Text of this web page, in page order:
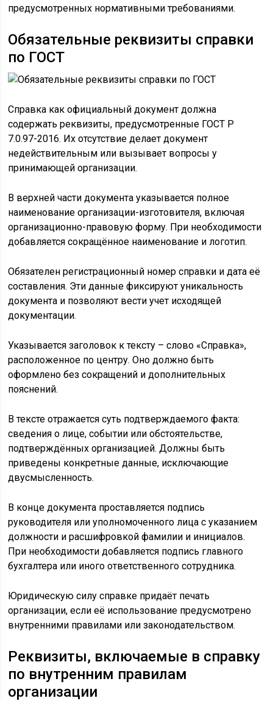
предусмотренных нормативными требованиями.
Обязательные реквизиты справки
по ГОСТ
Справка как официальный документ должна
содержать реквизиты, предусмотренные ГОСТ Р
7.0.97-2016. Их отсутствие делает документ
недействительным или вызывает вопросы у
принимающей организации.
В верхней части документа указывается полное
наименование организации-изготовителя, включая
организационно-правовую форму. При необходимости
добавляется сокращённое наименование и логотип.
Обязателен регистрационный номер справки и дата её
составления. Эти данные фиксируют уникальность
документа и позволяют вести учет исходящей
документации.
Указывается заголовок к тексту – слово «Справка»,
расположенное по центру. Оно должно быть
оформлено без сокращений и дополнительных
пояснений.
В тексте отражается суть подтверждаемого факта:
сведения о лице, событии или обстоятельстве,
подтверждённых организацией. Должны быть
приведены конкретные данные, исключающие
двусмысленность.
В конце документа проставляется подпись
руководителя или уполномоченного лица с указанием
должности и расшифровкой фамилии и инициалов.
При необходимости добавляется подпись главного
бухгалтера или иного ответственного сотрудника.
Юридическую силу справке придаёт печать
организации, если её использование предусмотрено
внутренними правилами или законодательством.
Реквизиты, включаемые в справку
по внутренним правилам
организации